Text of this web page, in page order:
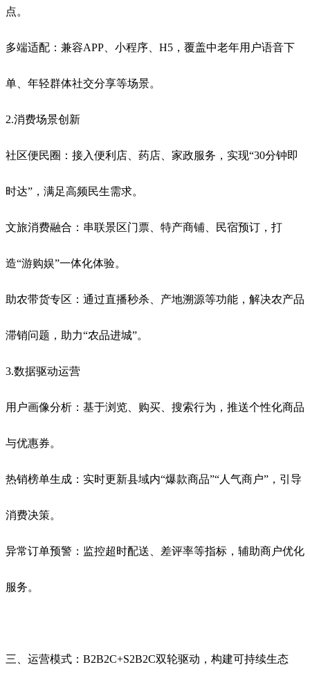
点。
多端适配：兼容APP、小程序、H5，覆盖中老年用户语音下
单、年轻群体社交分享等场景。
2.消费场景创新
社区便民圈：接入便利店、药店、家政服务，实现“30分钟即
时达”，满足高频民生需求。
文旅消费融合：串联景区门票、特产商铺、民宿预订，打
造“游购娱”一体化体验。
助农带货专区：通过直播秒杀、产地溯源等功能，解决农产品
滞销问题，助力“农品进城”。
3.数据驱动运营
用户画像分析：基于浏览、购买、搜索行为，推送个性化商品
与优惠券。
热销榜单生成：实时更新县域内“爆款商品”“人气商户”，引导
消费决策。
异常订单预警：监控超时配送、差评率等指标，辅助商户优化
服务。
三、运营模式：B2B2C+S2B2C双轮驱动，构建可持续生态